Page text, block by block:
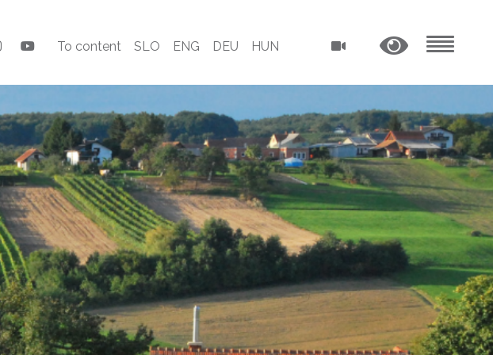
To content SLO ENG DEU HUN